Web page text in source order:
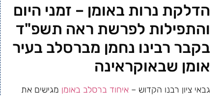
הדלקת נרות באומן – זמני היום
והתפילות לפרשת ראה תשפ"ד
בקבר רבינו נחמן מברסלב בעיר
אומן שבאוקראינה
גבאי ציון רבנו הקדוש – איחוד ברסלב באומן מגישים את